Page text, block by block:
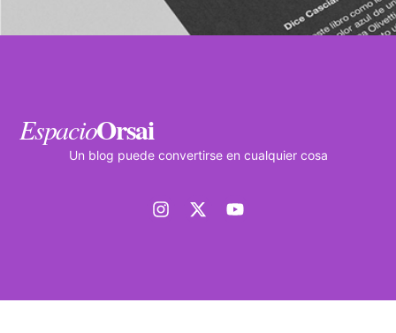
EspacioOrsai
Un blog puede convertirse en cualquier cosa